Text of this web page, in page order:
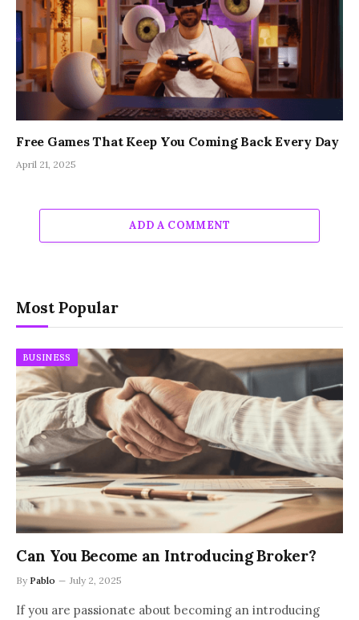
Free Games That Keep You Coming Back Every Day
April 21, 2025
ADD A COMMENT
Most Popular
BUSINESS
Can You Become an Introducing Broker?
By Pablo July 2, 2025
If you are passionate about becoming an introducing